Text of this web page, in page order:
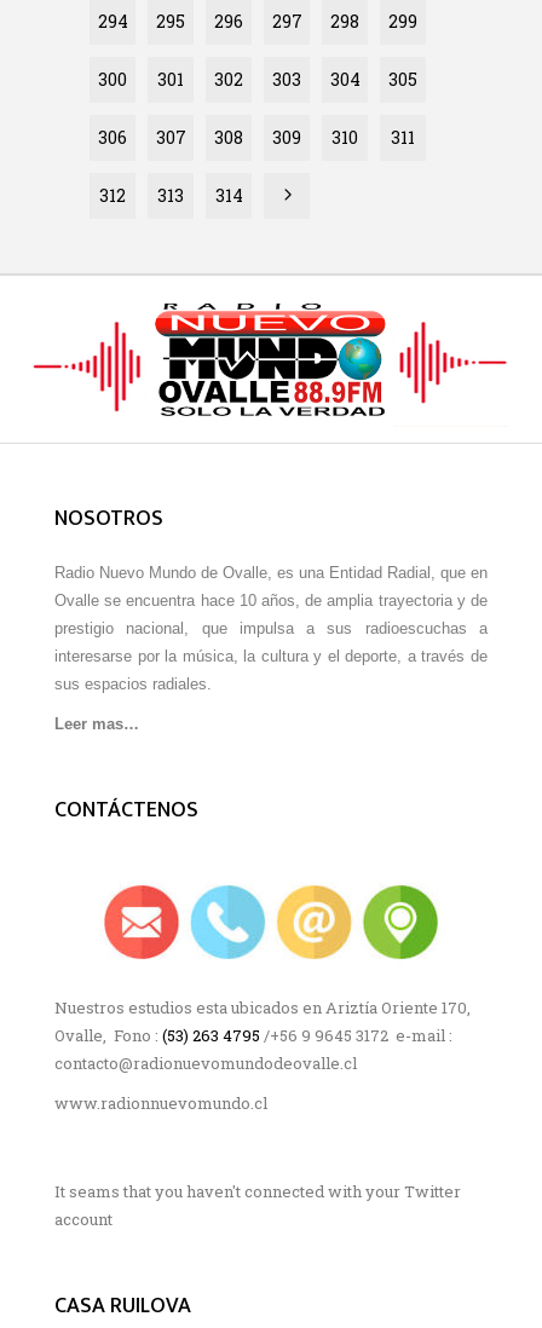
294 295 296 297 298 299
300 301 302 303 304 305
306 307 308 309 310 311
312 313 314
NOSOTROS
Radio Nuevo Mundo de Ovalle, es una Entidad Radial, que en
Ovalle se encuentra hace 10 años, de amplia trayectoria y de
prestigio nacional, que impulsa a sus radioescuchas a
interesarse por la música, la cultura y el deporte, a través de
sus espacios radiales.
Leer mas…
CONTÁCTENOS
Nuestros estudios esta ubicados en Ariztía Oriente 170,
Ovalle, Fono : (53) 263 4795 /+56 9 9645 3172 e-mail :
contacto@radionuevomundodeovalle.cl
www.radionnuevomundo.cl
It seams that you haven't connected with your Twitter
account
CASA RUILOVA